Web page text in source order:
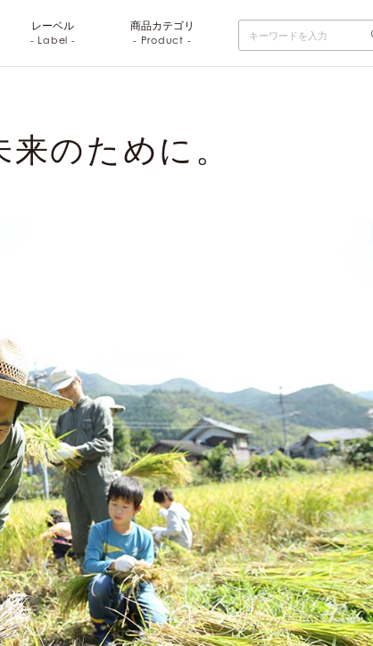
レーベル
- Label -
商品カテゴリ
- Product -
のために。